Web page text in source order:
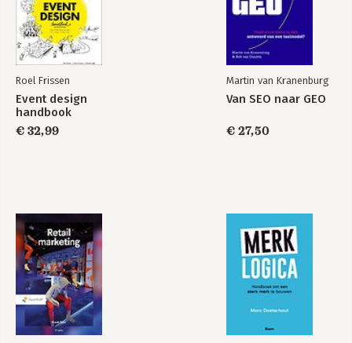
Roel Frissen
Event design
handbook
€ 32,99
Martin van Kranenburg
Van SEO naar GEO
€ 27,50